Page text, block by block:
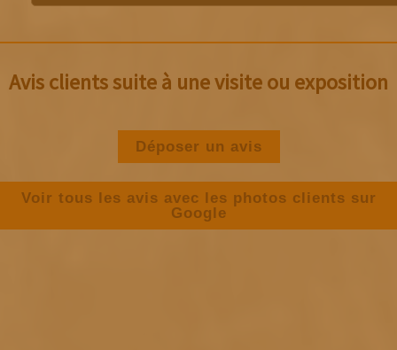
Avis clients suite à une visite ou exposition
Déposer un avis
Voir tous les avis avec les photos clients sur
Google